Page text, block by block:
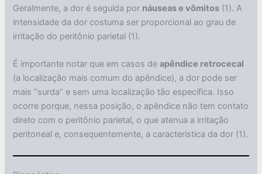
Geralmente, a dor é seguida por náuseas e vômitos (1). A
intensidade da dor costuma ser proporcional ao grau de
irritação do peritônio parietal (1).
É importante notar que em casos deapêndice retrocecal
(a localização mais comum do apêndice), a dor pode ser
mais “surda” e sem uma localização tão específica. Isso
ocorre porque, nessa posição, o apêndice não tem contato
direto com o peritônio parietal, o que atenua a irritação
peritoneal e, consequentemente, a característica da dor (1).